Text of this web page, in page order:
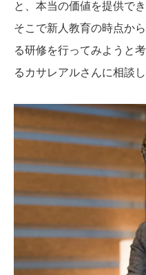
と、本当の価値を提供で
そこで新人教育の時点か
る研修を行ってみようと
るカサレアルさんに相談し